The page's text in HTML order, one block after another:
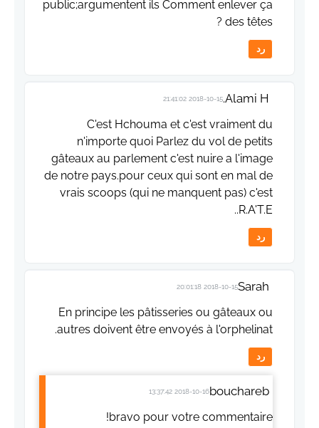
public;argumentent ils Comment enlever ça
des têtes ?
رد
Alami H.
2018-10-15 21:41:02
C'est Hchouma et c'est vraiment du
n'importe quoi Parlez du vol de petits
gâteaux au parlement c'est nuire a l'image
de notre pays.pour ceux qui sont en mal de
vrais scoops (qui ne manquent pas) c'est
R.A'T.E..
رد
Sarah
2018-10-15 20:01:18
En principe les pâtisseries ou gâteaux ou
autres doivent être envoyés à l'orphelinat.
رد
bouchareb
2018-10-16 13:37:42
bravo pour votre commentaire!